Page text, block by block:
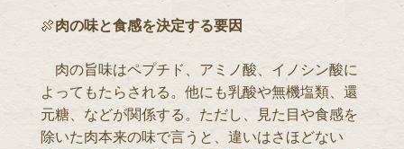
🍖肉の味と食感を決定する要因
肉の旨味はペプチド、アミノ酸、イノシン酸に
よってもたらされる。他にも乳酸や無機塩類、還
元糖、などが関係する。ただし、見た目や食感を
除いた肉本来の味で言うと、違いはさほどない